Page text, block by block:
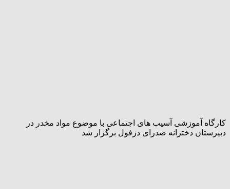
کارگاه آموزشی آسیب های اجتماعی با موضوع مواد مخدر در
دبیرستان دخترانه صدرای دزفول برگزار شد